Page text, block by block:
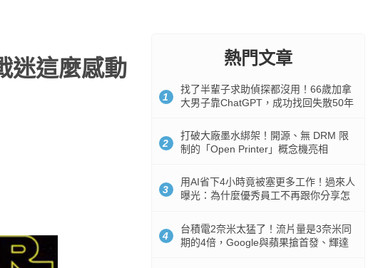
迷這麼感動 熱門文章
1
找了半輩子求助偵探都沒用！66歲加拿
大男子靠ChatGPT，成功找回失散50年
2
打破大廠墨水綁架！開源、無 DRM 限
制的「Open Printer」概念機亮相
3
用AI省下4小時竟被塞更多工作！過來人
曝光：為什麼優秀員工不再跟你分享怎
4
台積電2奈米太猛了！流片量是3奈米同
期的4倍，Google與蘋果搶首發、輝達